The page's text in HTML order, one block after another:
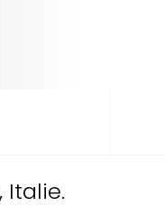
Italie.